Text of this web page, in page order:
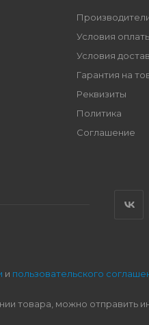
Условия
Условия
Гарантия на
Реквизиты
Политика
Соглашение
и пользовательского
товара, можно отправить